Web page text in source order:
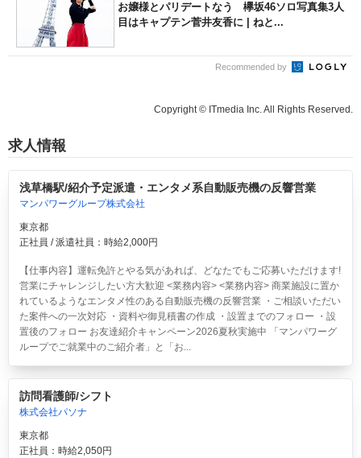
お嬢様とパリデートなう 欅坂46ソロ写真集3人
目はキャプテン菅井友香に | ねと...
Recommended by
Copyright © ITmedia Inc. All Rights Reserved.
求人情報
浅草橋駅/紹介予定派遣・エンタメ系自動販売機の反響営業
マンパワーグループ株式会社
東京都
正社員 / 派遣社員：時給2,000円
【仕事内容】運転免許とやる気があれば、どなたでもご応募いただけます!
営業にチャレンジしたい方大歓迎 <業務内容> <業務内容> 商業施設に置か
れているようなエンタメ性のある自動販売機の反響営業 ・ご相談いただい
た案件への一次対応 ・資料や御見積書の作成 ・設置までのフォロー ・設
置後のフォロー お友達紹介キャンペーン2026夏秋実施中 「マンパワーグ
ループでご就業中のご紹介者」と「お...
訪問看護師/シフト
株式会社パソナ
東京都
正社員：時給2,050円